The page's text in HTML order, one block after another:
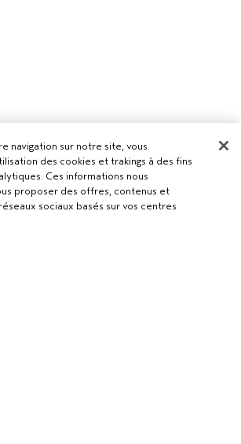
navigation sur notre site, vous
des cookies et trakings à des fins
Ces informations nous
proposer des offres, contenus et
sociaux basés sur vos centres